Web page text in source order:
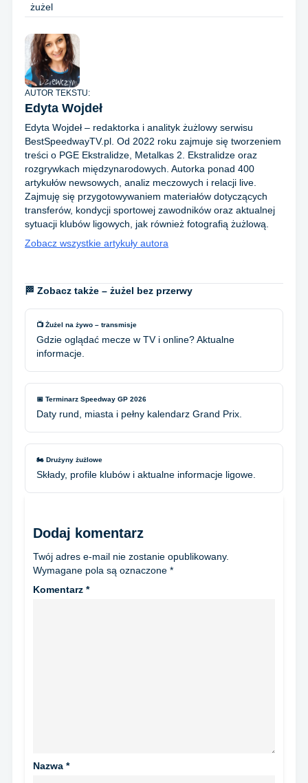
żużel
AUTOR TEKSTU:
Edyta Wojdeł
Edyta Wojdeł – redaktorka i analityk żużlowy serwisu
BestSpeedwayTV.pl. Od 2022 roku zajmuje się tworzeniem
treści o PGE Ekstralidze, Metalkas 2. Ekstralidze oraz
rozgrywkach międzynarodowych. Autorka ponad 400
artykułów newsowych, analiz meczowych i relacji live.
Zajmuję się przygotowywaniem materiałów dotyczących
transferów, kondycji sportowej zawodników oraz aktualnej
sytuacji klubów ligowych, jak również fotografią żużlową.
Zobacz wszystkie artykuły autora
🏁 Zobacz także – żużel bez przerwy
📺 Żużel na żywo – transmisje
Gdzie oglądać mecze w TV i online? Aktualne
informacje.
📅 Terminarz Speedway GP 2026
Daty rund, miasta i pełny kalendarz Grand Prix.
🏍️ Drużyny żużlowe
Składy, profile klubów i aktualne informacje ligowe.
Dodaj komentarz
Twój adres e-mail nie zostanie opublikowany.
Wymagane pola są oznaczone *
Komentarz *
Nazwa *